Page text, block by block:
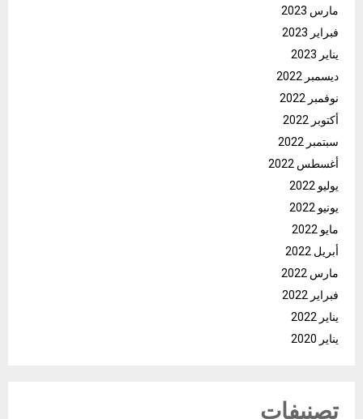
مارس 2023
فبراير 2023
يناير 2023
ديسمبر 2022
نوفمبر 2022
أكتوبر 2022
سبتمبر 2022
أغسطس 2022
يوليو 2022
يونيو 2022
مايو 2022
أبريل 2022
مارس 2022
فبراير 2022
يناير 2022
يناير 2020